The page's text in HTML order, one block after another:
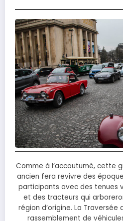
Comme à l’accoutumé, cette
ancien fera revivre des
participants avec des tenues
et des tracteurs qui
région d’origine. La Traversée
rassemblement de